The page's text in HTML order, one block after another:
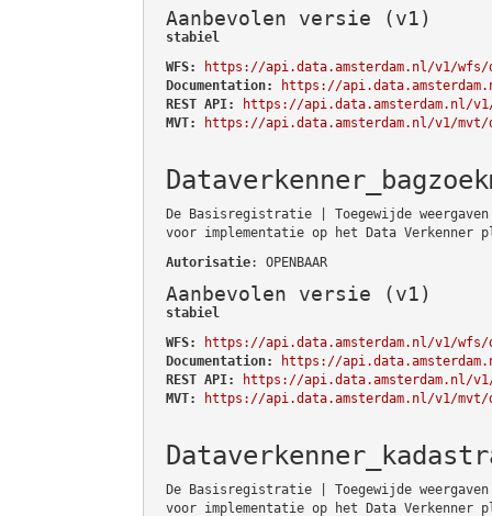
Aanbevolen versie (v1)
stabiel
WFS:
https://api.data.amsterdam.nl/v1/wfs/
Documentation:
https://
REST API:
https://api.data.amsterdam.nl/
MVT:
https://api.data.amsterdam.nl/v1/mvt/
De Basisregistratie | Toegewijde
voor implementatie op het Data Verkenner
Autorisatie: OPENBAAR
Aanbevolen versie (v1)
stabiel
WFS:
https://api.data.amsterdam.nl/v1/wfs/
Documentation:
https://
REST API:
https://api.data.amsterdam.nl/v1/
MVT:
https://api.data.amsterdam.nl/v1/mvt/
De Basisregistratie | Toegewijde
voor implementatie op het Data Verkenner